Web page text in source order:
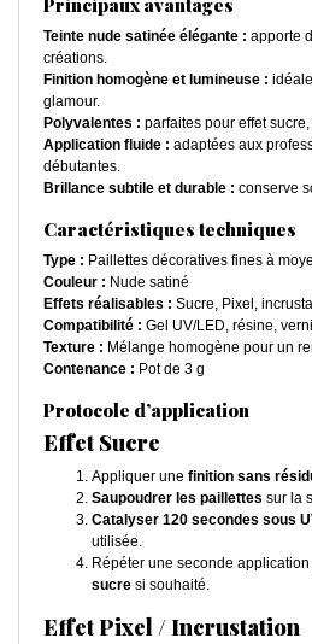
Principaux avantages
Teinte nude satinée élégante : apporte
créations.
Finition homogène et lumineuse :
glamour.
Polyvalentes : parfaites pour effet
Application fluide : adaptées aux
débutantes.
Brillance subtile et durable : conserve
Caractéristiques techniques
Type : Paillettes décoratives fines à
Couleur : Nude satiné
Effets réalisables : Sucre, Pixel,
Compatibilité : Gel UV/LED, résine,
Texture : Mélange homogène pour un
Contenance : Pot de 3 g
Protocole d’application
Effet Sucre
Appliquer une finition sans
Saupoudrer les paillettes sur la
Catalyser 120 secondes sous
utilisée.
Répéter une seconde
sucre si souhaité.
Effet Pixel / Incrustation